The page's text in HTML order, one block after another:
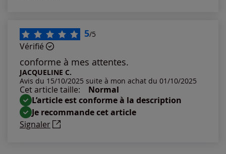
5/5
Vérifié
conforme à mes attentes.
JACQUELINE C.
Avis du 15/10/2025 suite à mon achat du 01/10/2025
Cet article taille:
Normal
L’article est conforme à la description
Je recommande cet article
Signaler